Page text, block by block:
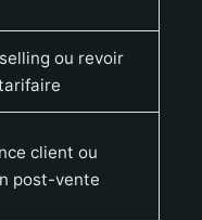
ou revoir
client ou
post-vente